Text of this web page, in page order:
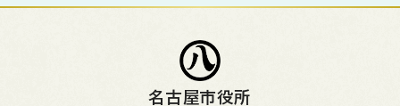
名古屋市役所